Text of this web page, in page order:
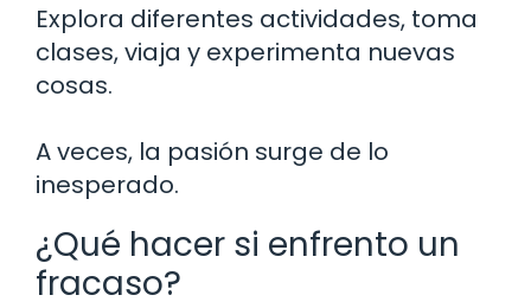
Explora diferentes actividades, toma
clases, viaja y experimenta nuevas
cosas.
A veces, la pasión surge de lo
inesperado.
¿Qué hacer si enfrento un
fracaso?